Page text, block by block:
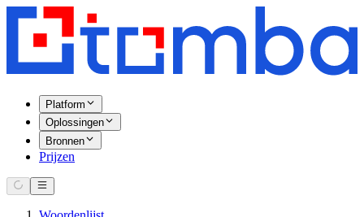
Platform
Oplossingen
Bronnen
Prijzen